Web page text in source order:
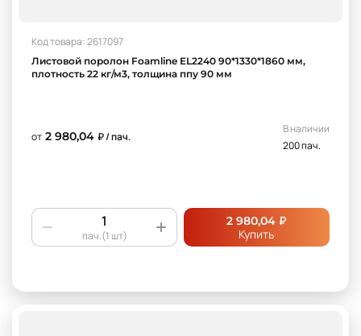
Код товара: 2617097
Листовой поролон Foamline EL2240 90*1330*1860 мм,
плотность 22 кг/м3, толщина ппу 90 мм
от 2 980,04 ₽ / пач.
В наличии
200 пач.
пач.(1 шт)
2 980,04 ₽
Купить